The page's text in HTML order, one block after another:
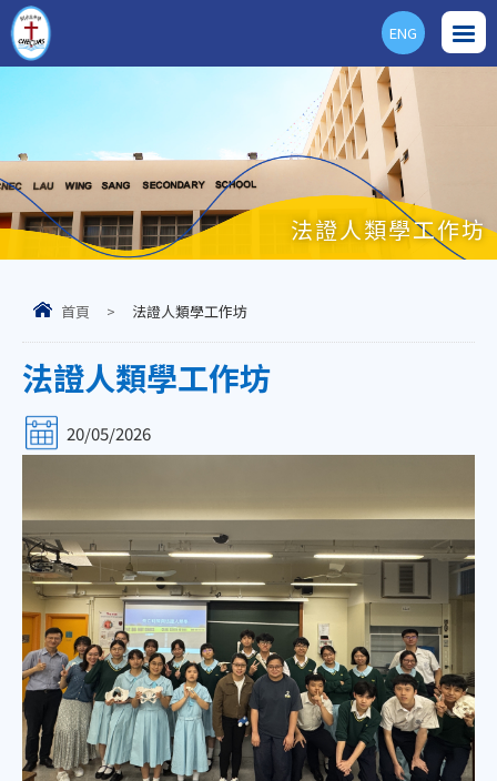
ENG
法證人類學工作坊
首頁 > 法證人類學工作坊
法證人類學工作坊
20/05/2026